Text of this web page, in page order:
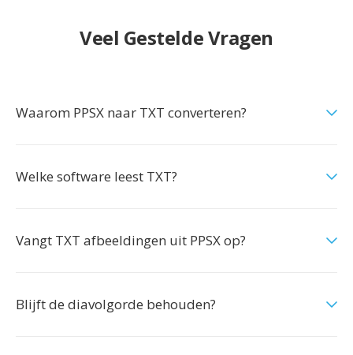
Veel Gestelde Vragen
Waarom PPSX naar TXT converteren?
Welke software leest TXT?
Vangt TXT afbeeldingen uit PPSX op?
Blijft de diavolgorde behouden?